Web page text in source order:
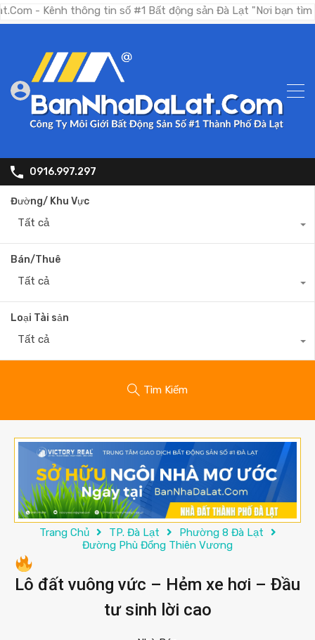
Kênh thông tin số #1 Bất động sản Đà Lạt "Nơi bạn tìm kiếm
0916.997.297
Đường/ Khu Vực
Tất cả
Bán/Thuê
Tất cả
Loại Tài sản
Tất cả
Tìm Kiếm
Trang Chủ TP. Đà Lạt
Phường 8 Đà Lạt
Đường Phù Đổng Thiên Vương
Lô đất vuông vức – Hẻm xe hơi – Đầu
tư sinh lời cao